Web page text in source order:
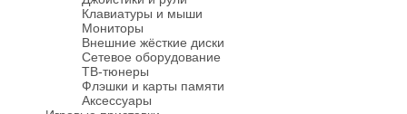
Клавиатуры и мыши
Мониторы
Внешние жёсткие диски
Сетевое оборудование
ТВ-тюнеры
Флэшки и карты памяти
Аксессуары